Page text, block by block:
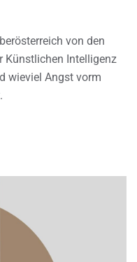
von den
Künstlichen Intelligenz
wieviel Angst vorm